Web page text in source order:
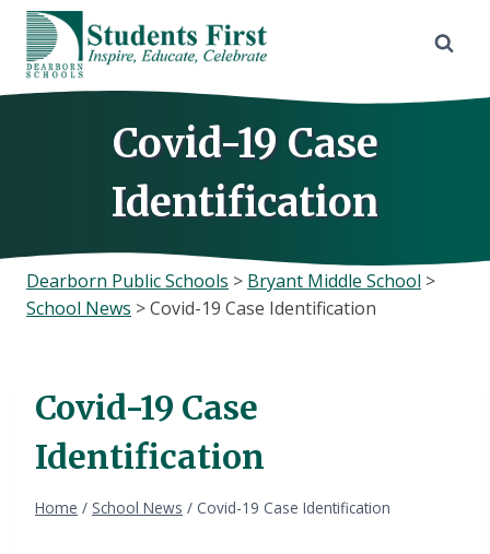
Skip
content
Covid-19 Case
Identification
Dearborn Public Schools > Bryant Middle School >
School News >Covid-19 Case Identification
Covid-19 Case
Identification
Home / School News / Covid-19 Case Identification